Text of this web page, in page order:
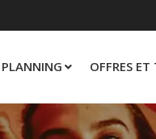
PLANNING OFFRES ET